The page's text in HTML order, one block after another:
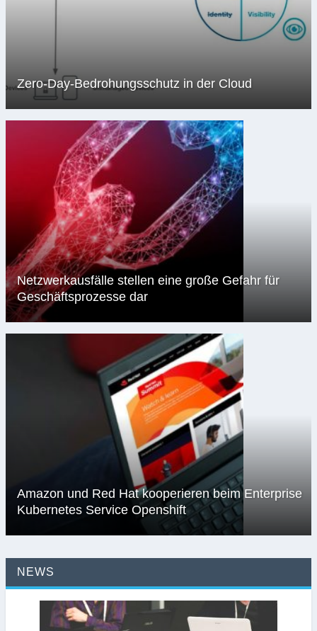
Zero-Day-Bedrohungsschutz in der Cloud
Netzwerkausfälle stellen eine große Gefahr für
Geschäftsprozesse dar
Amazon und Red Hat kooperieren beim Enterprise
Kubernetes Service Openshift
NEWS